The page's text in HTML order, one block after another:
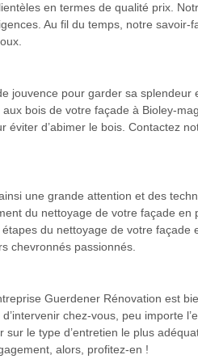
en termes de qualité prix.
Au fil du temps, notre
jouvence pour garder sa
bois de votre façade à Bioley-
d’abimer le bois. Contactez
une grande attention et des
du nettoyage de votre façade en
du nettoyage de votre
chevronnés passionnés.
Guerdener Rénovation est
chez-vous, peu importe
le type d’entretien le plus
alors, profitez-en !